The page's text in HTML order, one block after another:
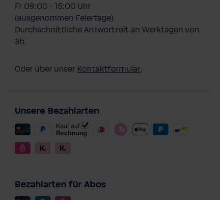
Fr 09:00 - 15:00 Uhr
(ausgenommen Feiertage)
Durchschnittliche Antwortzeit an Werktagen von
3h.
Oder über unser Kontaktformular.
Unsere Bezahlarten
Bezahlarten für Abos